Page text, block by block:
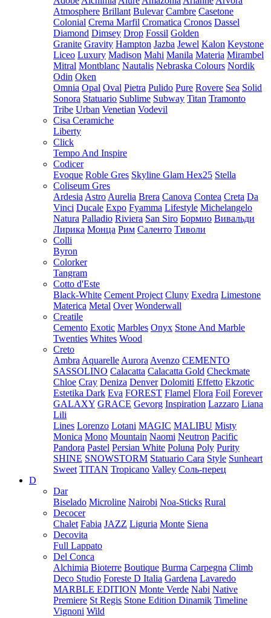
Atmosphere Brillant Bulevar Cambre Casetone
Colonial Crema Marfil Cromatica Cronos Dassel
Diamond Dimsey Drop Fossil Golden
Granite Gravity Hampton Jazba Jewel Kalon Keystone
Liceo Luxury Madison Mahi Manila Materia Mirambel
Mitral Montblanc Nautalis Nebraska Colours Nordik
Odin Oken
Omnia Opal Oval Pietra Pulido Pure Rovere Sea Solid
Sonora Statuario Sublime Subway Titan Tramonto
Tribe Urban Venetian Vodevil
Cisa Ceramiche
Liberty
Click
Tempo And Inspire
Codicer
Evoque Roble Gres Skyline Glam Hex25 Stella
Coliseum Gres
Ardesia Astro Aurelia Brera Canova Contea Creta Da
Vinci Ducale Expo Fyamma Lifestyle Michelangelo
Natura Palladio Riviera San Siro Бормио Вивальди
Лирика Монца Рим Саленто Тиволи
Colli
Byron
Colorker
Tangram
Cotto d'Este
Black-White Cement Project Cluny Exedra Limestone
Materica Metal Over Wonderwall
Creatile
Cemento Exotic Marbles Onyx Stone And Marble
Twenties Whites Wood
Creto
Ambra Aquarelle Aurora Avenzo CEMENTO
SASSOLINO Calacatta Calacatta Gold Checkmate
Chloe Cray Deniza Denver Dolomiti Effetto Ekzotic
Estetika Dark Eva FOREST Flamel Flora Foil Forever
GALAXY GRACE Gevorg Inspiration Lazzaro Liana
Lili
Lines Lorenzo Lotani MAGIC MALIBU Misty
Monica Mono Mountain Naomi Neutron Pacific
Pandora Pastel Persian White Poluna Poly Purity
SHINE SNOWSTORM Statuario Cara Style Sunheart
Sweet TITAN Tropicano Valley Соль-перец
D
Dar
Biselado Microline Nairobi Noa-Sticks Rural
Decocer
Chalet Fabia JAZZ Liguria Monte Siena
Decovita
Full Lappato
Del Conca
Alchimia Bioterre Boutique Burma Carpegna Climb
Deco Studio Foreste D Italia Gardena Lavaredo
MARBLE EDITION Monte Verde Nabi Native
Premiere St Regis Stone Edition Dinamik Timeline
Vignoni Wild